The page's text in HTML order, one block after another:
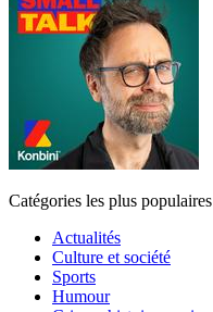
Catégories les plus populaires
Actualités
Culture et société
Sports
Humour